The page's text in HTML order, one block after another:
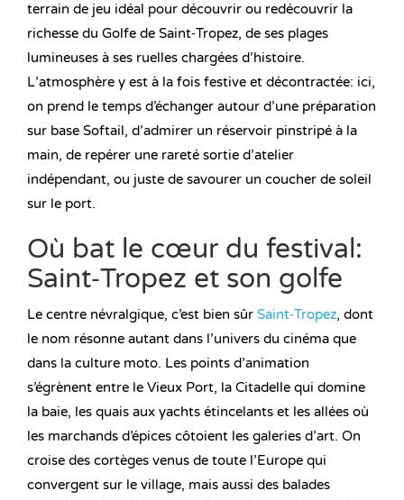
terrain de jeu idéal pour découvrir ou redécouvrir la
richesse du Golfe de Saint‑Tropez, de ses plages
lumineuses à ses ruelles chargées d’histoire.
L’atmosphère y est à la fois festive et décontractée: ici,
on prend le temps d’échanger autour d’une préparation
sur base Softail, d’admirer un réservoir pinstripé à la
main, de repérer une rareté sortie d’atelier
indépendant, ou juste de savourer un coucher de soleil
sur le port.
Où bat le cœur du festival:
Saint‑Tropez et son golfe
Le centre névralgique, c’est bien sûr Saint‑Tropez, dont
le nom résonne autant dans l’univers du cinéma que
dans la culture moto. Les points d’animation
s’égrènent entre le Vieux Port, la Citadelle qui domine
la baie, les quais aux yachts étincelants et les allées où
les marchands d’épices côtoient les galeries d’art. On
croise des cortèges venus de toute l’Europe qui
convergent sur le village, mais aussi des balades